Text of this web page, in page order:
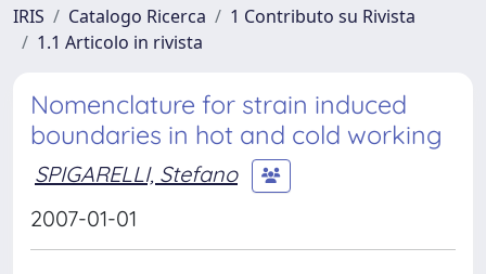
IRIS Catalogo Ricerca
1 Contributo su Rivista
1.1 Articolo in rivista
Nomenclature for strain induced
boundaries in hot and cold working
SPIGARELLI, Stefano
2007-01-01